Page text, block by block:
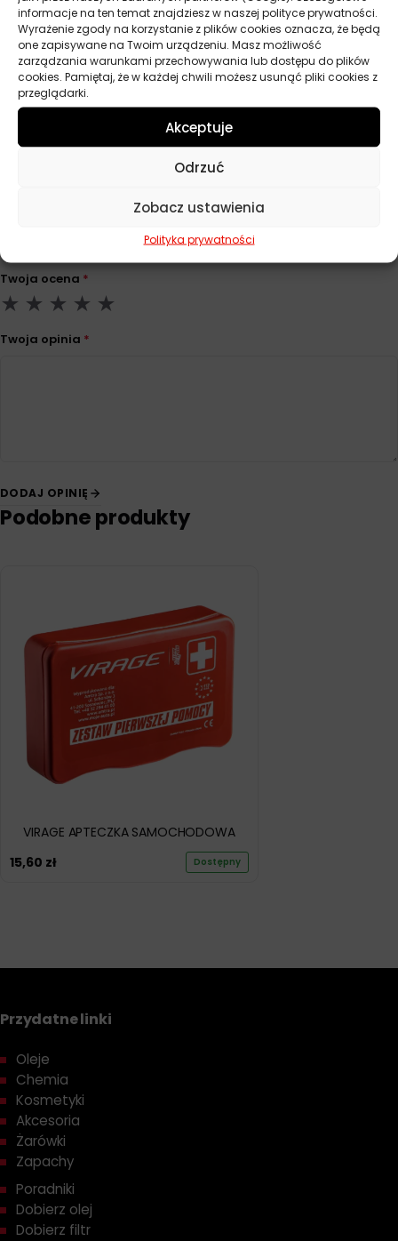
informacje na ten temat znajdziesz w naszej polityce prywatności.
Wyrażenie zgody na korzystanie z plików cookies oznacza, że będą
one zapisywane na Twoim urządzeniu. Masz możliwość
zarządzania warunkami przechowywania lub dostępu do plików
cookies. Pamiętaj, że w każdej chwili możesz usunąć pliki cookies z
przeglądarki.
Akceptuje
Odrzuć
Zobacz ustawienia
Polityka prywatności
Parametry techniczne
Producent
Na razie nie ma opinii o produkcie.
Twoja ocena *
Twoja opinia *
DODAJ OPINIĘ
Podobne produkty
VIRAGE APTECZKA SAMOCHODOWA
15,60 zł Dostępny
Przydatne linki
Oleje
Chemia
Kosmetyki
Akcesoria
Żarówki
Zapachy
Poradniki
Dobierz olej
Dobierz filtr